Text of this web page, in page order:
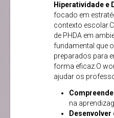
Hiperatividade e
focado em
contexto
de PHDA em
fundamental que
preparados para
forma eficaz.O
ajudar os
na